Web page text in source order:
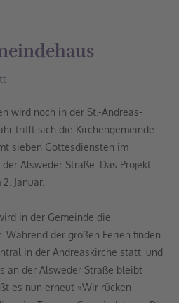
wird noch in der St.-Andreas-
trifft sich die Kirchengemeinde
sieben Gottesdiensten im
Alsweder Straße. Das Projekt
Januar.
in der Gemeinde die
Während der großen Ferien finden
in der Andreaskirche statt, und
an der Alsweder Straße bleibt
es nun erneut »Wir rücken